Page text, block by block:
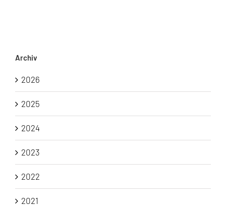
Archiv
2026
2025
2024
2023
2022
2021